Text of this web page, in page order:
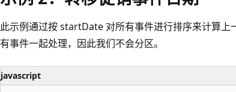
此示例通过按 startDate 对所有事件进行排序来计算
有事件一起处理，因此我们不会分区。
javascript